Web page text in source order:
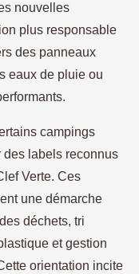
nouvelles
plus responsable
des panneaux
eaux de pluie ou
campings
des labels reconnus
Verte. Ces
une démarche
déchets, tri
et gestion
orientation incite